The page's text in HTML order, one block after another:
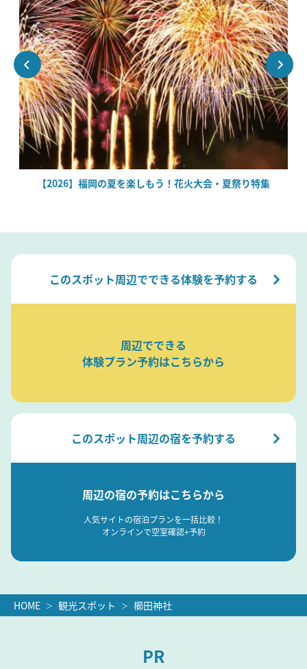
【2026】福岡の夏を楽しもう！花火大会・夏祭り特集
このスポット周辺でできる体験を予約する
周辺でできる
体験プラン予約はこちらから
このスポット周辺の宿を予約する
周辺の宿の予約はこちらから
人気サイトの宿泊プランを一括比較！
オンラインで空室確認+予約
HOME 観光スポット 櫛田神社
PR